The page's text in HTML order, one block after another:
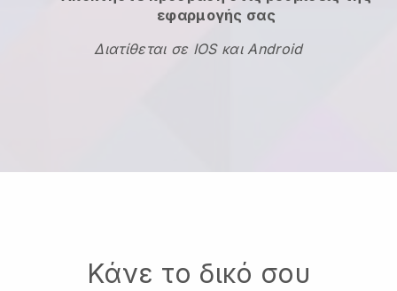
εφαρμογής σας
Διατίθεται σε IOS και Android
Κάνε το δικό σου